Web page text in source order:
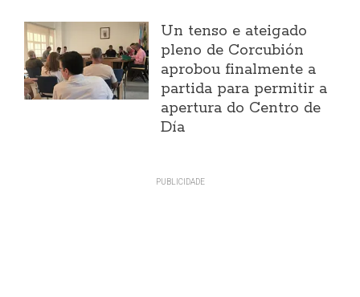
Un tenso e ateigado
pleno de Corcubión
aprobou finalmente a
partida para permitir a
apertura do Centro de
Día